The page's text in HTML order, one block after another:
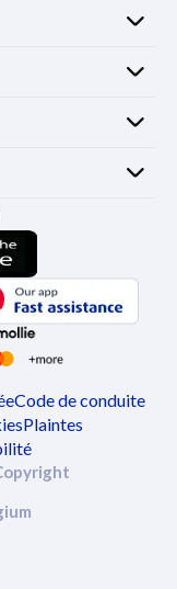
Code de conduite
Plaintes